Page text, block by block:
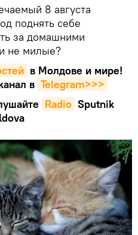
8 августа
поднять себе
за домашними
не милые?
в Молдове и мире!
в Telegram>>>
Radio Sputnik